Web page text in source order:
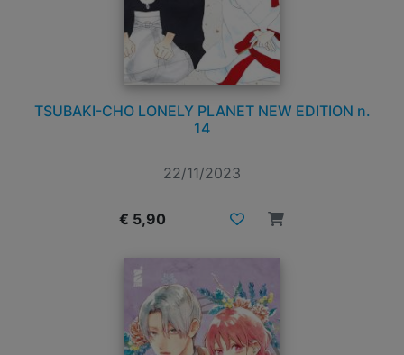
TSUBAKI-CHO LONELY PLANET NEW EDITION n.
14
22/11/2023
€ 5,90